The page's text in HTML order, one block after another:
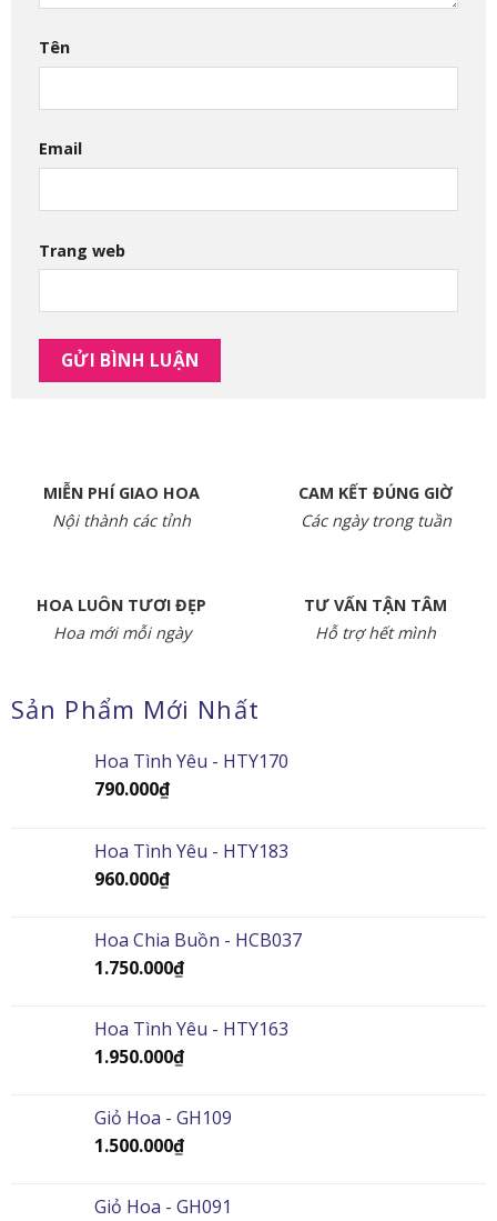
Tên
Email
Trang web
MIỄN PHÍ GIAO HOA
Nội thành các tỉnh
CAM KẾT ĐÚNG GIỜ
Các ngày trong tuần
HOA LUÔN TƯƠI ĐẸP
Hoa mới mỗi ngày
TƯ VẤN TẬN TÂM
Hỗ trợ hết mình
Sản Phẩm Mới Nhất
Hoa Tình Yêu - HTY170
790.000₫
Hoa Tình Yêu - HTY183
960.000₫
Hoa Chia Buồn - HCB037
1.750.000₫
Hoa Tình Yêu - HTY163
1.950.000₫
Giỏ Hoa - GH109
1.500.000₫
Giỏ Hoa - GH091